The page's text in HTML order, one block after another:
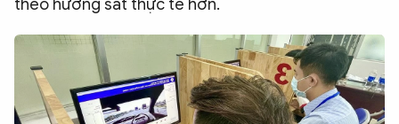
theo hướng sát thực tế hơn.